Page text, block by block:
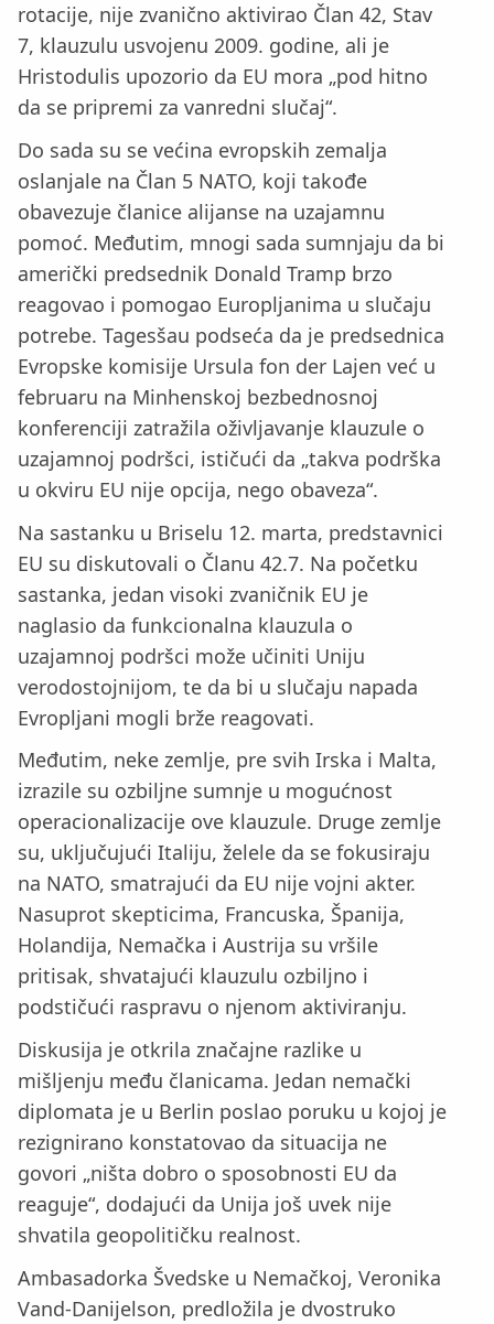
rotacije, nije zvanično aktivirao Član 42, Stav
7, klauzulu usvojenu 2009. godine, ali je
Hristodulis upozorio da EU mora „pod hitno
da se pripremi za vanredni slučaj“.
Do sada su se većina evropskih zemalja
oslanjale na Član 5 NATO, koji takođe
obavezuje članice alijanse na uzajamnu
pomoć. Međutim, mnogi sada sumnjaju da bi
američki predsednik Donald Tramp brzo
reagovao i pomogao Europljanima u slučaju
potrebe. Tagesšau podseća da je predsednica
Evropske komisije Ursula fon der Lajen već u
februaru na Minhenskoj bezbednosnoj
konferenciji zatražila oživljavanje klauzule o
uzajamnoj podršci, ističući da „takva podrška
u okviru EU nije opcija, nego obaveza“.
Na sastanku u Briselu 12. marta, predstavnici
EU su diskutovali o Članu 42.7. Na početku
sastanka, jedan visoki zvaničnik EU je
naglasio da funkcionalna klauzula o
uzajamnoj podršci može učiniti Uniju
verodostojnijom, te da bi u slučaju napada
Evropljani mogli brže reagovati.
Međutim, neke zemlje, pre svih Irska i Malta,
izrazile su ozbiljne sumnje u mogućnost
operacionalizacije ove klauzule. Druge zemlje
su, uključujući Italiju, želele da se fokusiraju
na NATO, smatrajući da EU nije vojni akter.
Nasuprot skepticima, Francuska, Španija,
Holandija, Nemačka i Austrija su vršile
pritisak, shvatajući klauzulu ozbiljno i
podstičući raspravu o njenom aktiviranju.
Diskusija je otkrila značajne razlike u
mišljenju među članicama. Jedan nemački
diplomata je u Berlin poslao poruku u kojoj je
rezignirano konstatovao da situacija ne
govori „ništa dobro o sposobnosti EU da
reaguje“, dodajući da Unija još uvek nije
shvatila geopolitičku realnost.
Ambasadorka Švedske u Nemačkoj, Veronika
Vand-Danijelson, predložila je dvostruko